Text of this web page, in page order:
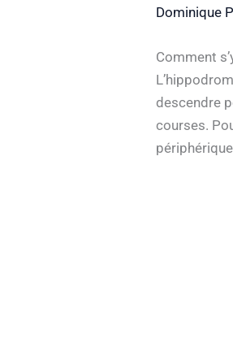
Dominique
Comment
descendre
courses.